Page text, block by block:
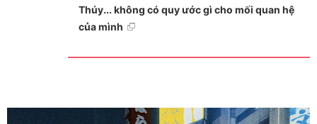
Thúy... không có quy ước gì cho mối quan hệ
của mình